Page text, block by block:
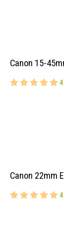
Canon 15-
Canon 22mm